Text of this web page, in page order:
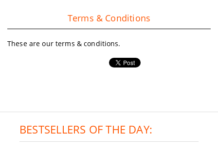
Terms & Conditions
These are our terms & conditions.
BESTSELLERS OF THE DAY: